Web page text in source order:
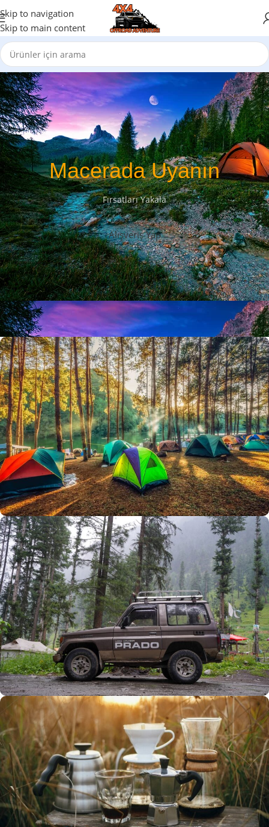
Skip to navigation
Skip to main content
Macerada Uyanın
Fırsatları Yakala
Alışveriş Yap
Büyük Yaz İndirimi
0
Günler
00
Hr
00
Min
00
SSK
Alışverişe Başla
ARAÇ AKSESUARLARI
SATIŞ VE MONTAJ
Keşfet